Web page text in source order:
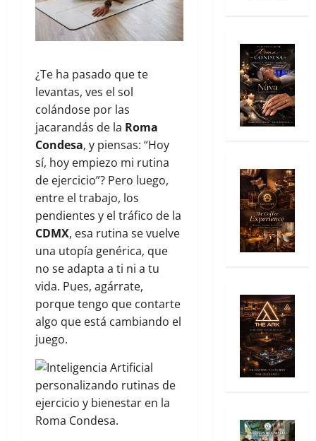
¿Te ha pasado que te
levantas, ves el sol
colándose por las
jacarandás de la Roma
Condesa, y piensas: “Hoy
sí, hoy empiezo mi rutina
de ejercicio”? Pero luego,
entre el trabajo, los
pendientes y el tráfico de la
CDMX, esa rutina se vuelve
una utopía genérica, que
no se adapta a ti ni a tu
vida. Pues, agárrate,
porque tengo que contarte
algo que está cambiando el
juego.